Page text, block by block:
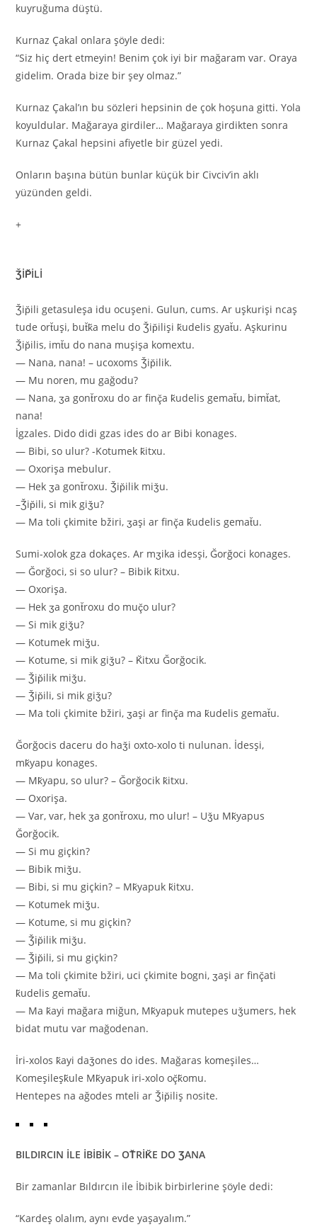
kuyruğuma düştü.
Kurnaz Çakal onlara şöyle dedi:
“Siz hiç dert etmeyin! Benim çok iyi bir mağaram var. Oraya
gidelim. Orada bize bir şey olmaz.”
Kurnaz Çakal’ın bu sözleri hepsinin de çok hoşuna gitti. Yola
koyuldular. Mağaraya girdiler… Mağaraya girdikten sonra
Kurnaz Çakal hepsini afiyetle bir güzel yedi.
Onların başına bütün bunlar küçük bir Civciv’in aklı
yüzünden geldi.
+
ǮİP̆İLİ
Ǯip̆ili getasuleşa idu ocuşeni. Gulun, cums. Ar uşkurişi ncaş
tude ort̆uşi, but̆k̆a melu do Ǯip̆ilişi k̆udelis gyat̆u. Aşkurinu
Ǯip̆ilis, imt̆u do nana muşişa komextu.
— Nana, nana! – ucoxoms Ǯip̆ilik.
— Mu noren, mu gağodu?
— Nana, ʒa gont̆roxu do ar finç̆a k̆udelis gemat̆u, bimt̆at,
nana!
İgzales. Dido didi gzas ides do ar Bibi konages.
— Bibi, so ulur? -Kotumek k̆itxu.
— Oxorişa mebulur.
— Hek ʒa gont̆roxu. Ǯip̆ilik miǯu.
–Ǯip̆ili, si mik giǯu?
— Ma toli çkimite bžiri, ʒaşi ar finç̆a k̆udelis gemat̆u.
Sumi-xolok gza dokaçes. Ar mʒika idesşi, Ğorğoci konages.
— Ğorğoci, si so ulur? – Bibik k̆itxu.
— Oxorişa.
— Hek ʒa gont̆roxu do muç̆o ulur?
— Si mik giǯu?
— Kotumek miǯu.
— Kotume, si mik giǯu? – K̆itxu Ğorğocik.
— Ǯip̆ilik miǯu.
— Ǯip̆ili, si mik giǯu?
— Ma toli çkimite bžiri, ʒaşi ar finç̆a ma k̆udelis gemat̆u.
Ğorğocis daceru do haǯi oxto-xolo ti nulunan. İdesşi,
mk̆yapu konages.
— Mk̆yapu, so ulur? – Ğorğocik k̆itxu.
— Oxorişa.
— Var, var, hek ʒa gont̆roxu, mo ulur! – Uǯu Mk̆yapus
Ğorğocik.
— Si mu giçkin?
— Bibik miǯu.
— Bibi, si mu giçkin? – Mk̆yapuk k̆itxu.
— Kotumek miǯu.
— Kotume, si mu giçkin?
— Ǯip̆ilik miǯu.
— Ǯip̆ili, si mu giçkin?
— Ma toli çkimite bžiri, uci çkimite bogni, ʒaşi ar finç̆ati
k̆udelis gemat̆u.
— Ma k̆ayi mağara miğun, Mk̆yapuk mutepes uǯumers, hek
bidat mutu var mağodenan.
İri-xolos k̆ayi daǯones do ides. Mağaras komeşiles…
Komeşileşk̆ule Mk̆yapuk iri-xolo oç̆k̆omu.
Hentepes na ağodes mteli ar Ǯip̆iliş nosite.
BILDIRCIN İLE İBİBİK – OT̆RİK̆E DO ƷANA
Bir zamanlar Bıldırcın ile İbibik birbirlerine şöyle dedi:
“Kardeş olalım, aynı evde yaşayalım.”